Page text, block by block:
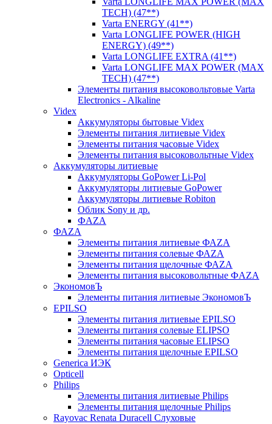
TECH) (47**)
Varta ENERGY (41**)
Varta LONGLIFE POWER (HIGH
ENERGY) (49**)
Varta LONGLIFE EXTRA (41**)
Varta LONGLIFE MAX POWER (MAX
TECH) (47**)
Элементы питания высоковольтовые Varta
Electronics - Alkaline
Videx
Аккумуляторы бытовые Videx
Элементы питания литиевые Videx
Элементы питания часовые Videx
Элементы питания высоковольтные Videx
Аккумуляторы литиевые
Аккумуляторы GoPower Li-Pol
Аккумуляторы литиевые GoPower
Аккумуляторы литиевые Robiton
Облик Sony и др.
ФAZA
ФАZA
Элементы питания литиевые ФАZА
Элементы питания солевые ФАZА
Элементы питания щелочные ФАZА
Элементы питания высоковольтные ФAZA
ЭкономовЪ
Элементы питания литиевые ЭкономовЪ
EPILSO
Элементы питания литиевые EPILSO
Элементы питания солевые ELIPSO
Элементы питания часовые ELIPSO
Элементы питания щелочные EPILSO
Generica ИЭК
Opticell
Philips
Элементы питания литиевые Philips
Элементы питания щелочные Philips
Rayovac Renata Duracell Слуховые